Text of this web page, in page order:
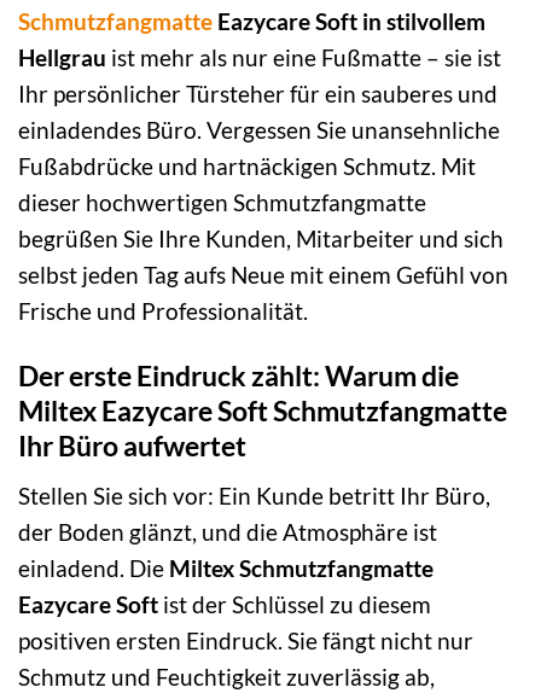
Schmutzfangmatte Eazycare Soft in stilvollem
Hellgrau ist mehr als nur eine Fußmatte – sie ist
Ihr persönlicher Türsteher für ein sauberes und
einladendes Büro. Vergessen Sie unansehnliche
Fußabdrücke und hartnäckigen Schmutz. Mit
dieser hochwertigen Schmutzfangmatte
begrüßen Sie Ihre Kunden, Mitarbeiter und sich
selbst jeden Tag aufs Neue mit einem Gefühl von
Frische und Professionalität.
Der erste Eindruck zählt: Warum die
Miltex Eazycare Soft Schmutzfangmatte
Ihr Büro aufwertet
Stellen Sie sich vor: Ein Kunde betritt Ihr Büro,
der Boden glänzt, und die Atmosphäre ist
einladend. Die Miltex Schmutzfangmatte
Eazycare Soft ist der Schlüssel zu diesem
positiven ersten Eindruck. Sie fängt nicht nur
Schmutz und Feuchtigkeit zuverlässig ab,